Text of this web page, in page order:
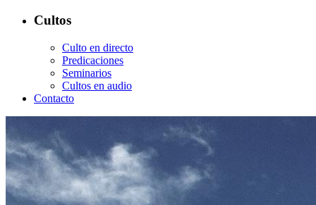
Cultos
Culto en directo
Predicaciones
Seminarios
Cultos en audio
Contacto